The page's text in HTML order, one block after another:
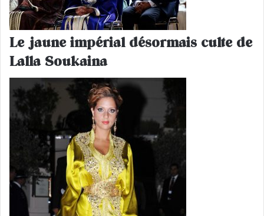
Le jaune impérial désormais culte de
Lalla Soukaina